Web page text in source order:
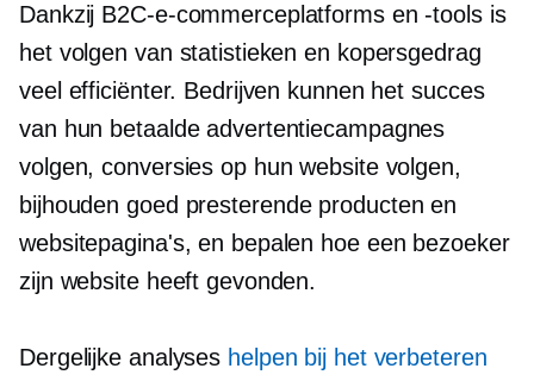
Dankzij B2C-e-commerceplatforms en -tools is
het volgen van statistieken en kopersgedrag
veel efficiënter. Bedrijven kunnen het succes
van hun betaalde advertentiecampagnes
volgen, conversies op hun website volgen,
bijhoudengoed presterendeproducten en
websitepagina's, en bepalen hoe een bezoeker
zijn website heeft gevonden.
Dergelijke analyses helpen bij het verbeteren